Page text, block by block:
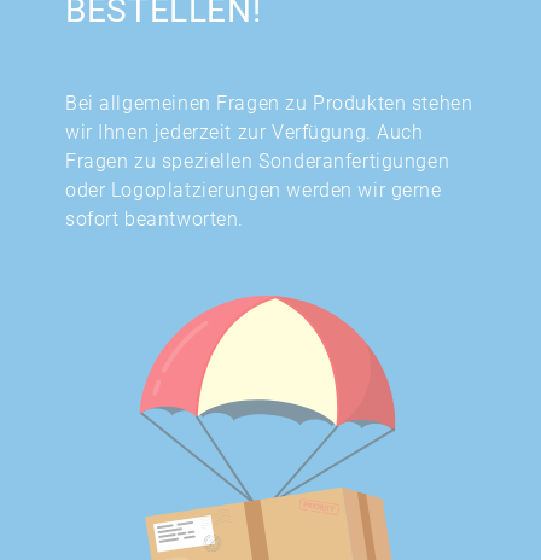
BESTELLEN!
Bei allgemeinen Fragen zu Produkten stehen
wir Ihnen jederzeit zur Verfügung. Auch
Fragen zu speziellen Sonderanfertigungen
oder Logoplatzierungen werden wir gerne
sofort beantworten.